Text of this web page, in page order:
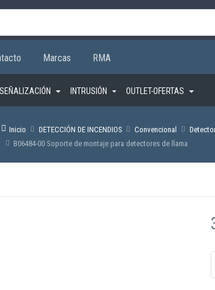
Marcas RMA
SEÑALIZACIÓN INTRUSIÓN OUTLET-OFERTAS
Inicio DETECCIÓN DE INCENDIOS Convencional
B06484-00 Soporte de montaje para detectores de llama